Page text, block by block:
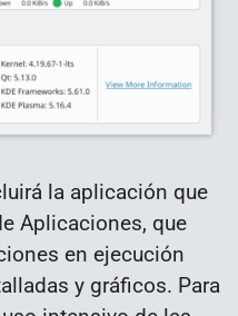
la aplicación que
Aplicaciones, que
en ejecución
y gráficos. Para